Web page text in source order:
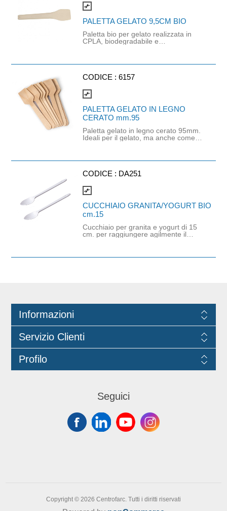
compare_arrows
PALETTA GELATO 9,5CM BIO
Paletta bio per gelato realizzata in
CPLA, biodegradabile e
9,5cm.
CODICE :6157
compare_arrows
PALETTA GELATO IN LEGNO
CERATO mm.95
Paletta gelato in legno cerato 95mm.
Ideali per il gelato, ma anche come
naturale di qualità, ottimo per
anche nei buffet per una scelta
rispetto alle normative sulla disciplina
igienica degli imballaggi, recipienti e
utensili destinati a venire in contatto
con le sostanze alimentari.
CODICE : DA251
compare_arrows
CUCCHIAIO GRANITA/YOGURT BIO
cm.15
Cucchiaio per granita e yogurt di 15
cm. per raggiungere agilmente il
diverse consistenze, come yogurti,
Informazioni
Servizio Clienti
Profilo
Seguici
Copyright © 2026 Centrofarc. Tutti i diritti riservati